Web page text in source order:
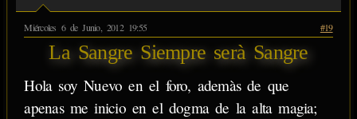
Miércoles 6 de Junio, 2012 19:55 #19
La Sangre Siempre serà Sangre
Hola soy Nuevo en el foro, ademàs de que
apenas me inicio en el dogma de la alta magia;